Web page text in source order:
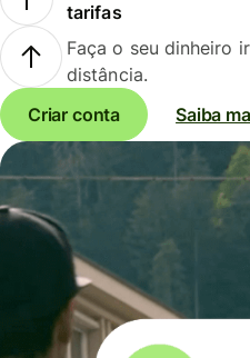
tarifas
Faça o seu dinheiro
distância.
Criar conta
Saiba